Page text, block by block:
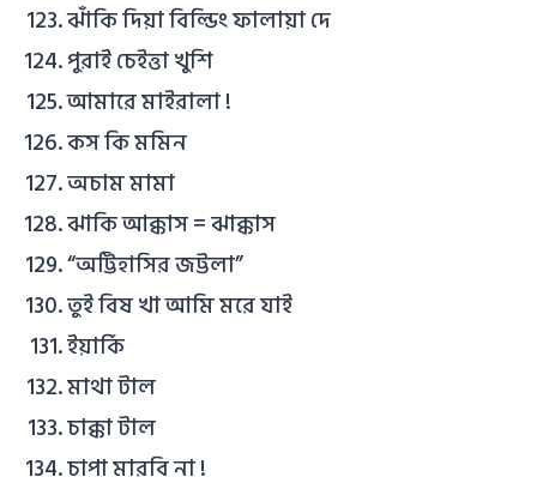
ঝাঁকি দিয়া বিল্ডিং ফালায়া দে
পুরাই চেইত্তা খুশি
আমারে মাইরালা !
কস কি মমিন
অচাম মামা
ঝাকি আক্কাস = ঝাক্কাস
“অট্টিহাসির জট্টলা”
তুই বিষ খা আমি মরে যাই
ইয়ার্কি
মাথা টাল
চাক্কা টাল
চাপা মারবি না !